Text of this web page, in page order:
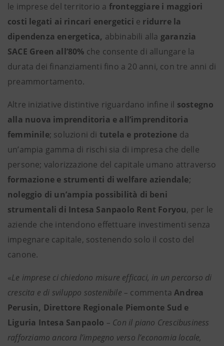
le imprese del territorio a fronteggiare i maggiori
costi legati ai rincari energetici e ridurre la
dipendenza energetica, abbinabili alla garanzia
SACE Green all’80% che consente di allungare la
durata dei finanziamenti fino a 20 anni, con tre anni di
preammortamento.
Altre iniziative distintive riguardano infine il sostegno
alla nuova imprenditoria e all’imprenditoria
femminile; soluzioni di tutela e protezione da
un’ampia gamma di rischi sia di impresa che delle
persone; valorizzazione del capitale umano attraverso
formazione e strumenti di welfare aziendale;
noleggio di un’ampia possibilità di beni
strumentali di Intesa Sanpaolo Rent Foryou, per le
aziende che intendono effettuare investimenti senza
impegnare capitale, sostenendo solo il costo del
canone.
«Le imprese ci chiedono misure efficaci, in un percorso di
crescita e di sviluppo sostenibile – commenta Andrea
Perusin, Direttore Regionale Piemonte Sud e
Liguria Intesa Sanpaolo – Con il piano Crescibusiness
rafforziamo ancora l’impegno verso l’economia locale,